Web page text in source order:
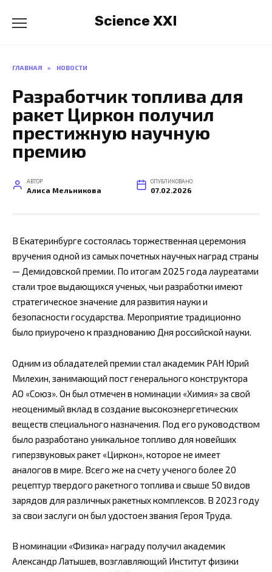
содержанию
Science XXI
ГЛАВНАЯ » НОВОСТИ
Разработчик топлива для
ракет Циркон получил
престижную научную
премию
АВТОР
Алиса Мельникова
ОПУБЛИКОВАНО
07.02.2026
В Екатеринбурге состоялась торжественная церемония
вручения одной из самых почетных научных наград страны
— Демидовской премии. По итогам 2025 года лауреатами
стали трое выдающихся ученых, чьи разработки имеют
стратегическое значение для развития науки и
безопасности государства. Мероприятие традиционно
было приурочено к празднованию Дня российской науки.
Одним из обладателей премии стал академик РАН Юрий
Милехин, занимающий пост генерального конструктора
АО «Союз». Он был отмечен в номинации «Химия» за свой
неоценимый вклад в создание высокоэнергетических
веществ специального назначения. Под его руководством
было разработано уникальное топливо для новейших
гиперзвуковых ракет «Циркон», которое не имеет
аналогов в мире. Всего же на счету ученого более 20
рецептур твердого ракетного топлива и свыше 50 видов
зарядов для различных ракетных комплексов. В 2023 году
за свои заслуги он был удостоен звания Героя Труда.
В номинации «Физика» награду получил академик
Александр Латышев, возглавляющий Институт физики